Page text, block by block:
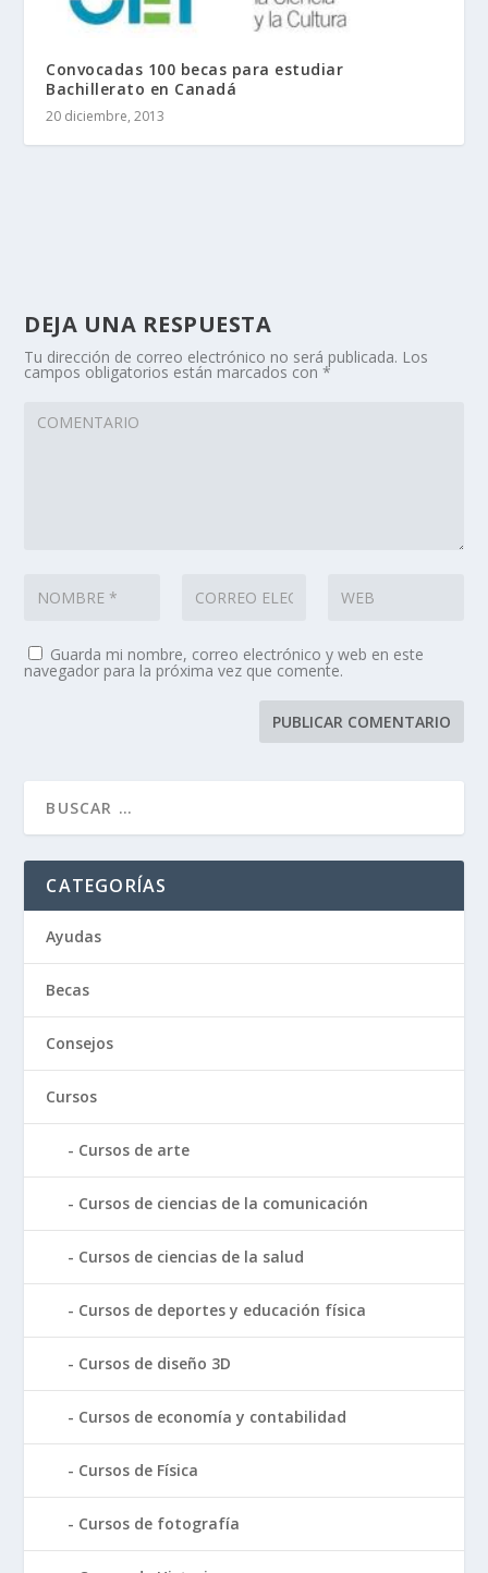
Convocadas 100 becas para estudiar
Bachillerato en Canadá
20 diciembre, 2013
DEJA UNA RESPUESTA
Tu dirección de correo electrónico no será publicada. Los
campos obligatorios están marcados con*
Guarda mi nombre, correo electrónico y web en este
navegador para la próxima vez que comente.
CATEGORÍAS
Ayudas
Becas
Consejos
Cursos
Cursos de arte
Cursos de ciencias de la comunicación
Cursos de ciencias de la salud
Cursos de deportes y educación física
Cursos de diseño 3D
Cursos de economía y contabilidad
Cursos de Física
Cursos de fotografía